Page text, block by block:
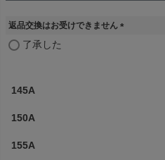
返品交換はお受けできません
了承した
145A
150A
155A